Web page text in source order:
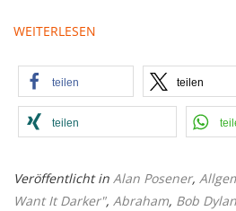
WEITERLESEN
teilen teilen
teilen
Veröffentlicht in Alan Posener,
Want It Darker", Abraham, Bob Dylan